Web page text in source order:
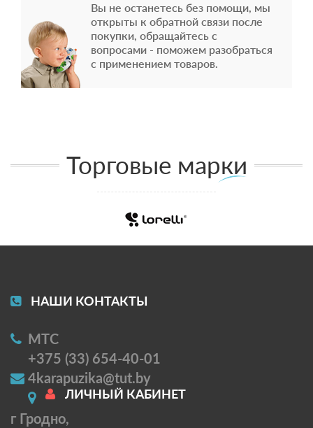
Вы не останетесь без помощи, мы
открыты к обратной связи после
покупки, обращайтесь с
вопросами - поможем разобраться
с применением товаров.
Торговые марки
НАШИ КОНТАКТЫ
МТС
+375 (33) 654-40-01
4karapuzika@tut.by
г Гродно,
ЛИЧНЫЙ КАБИНЕТ